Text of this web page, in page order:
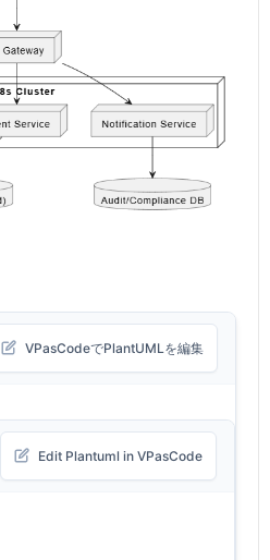
VPasCodeでPlantUMLを編集
Edit Plantuml in VPasCode